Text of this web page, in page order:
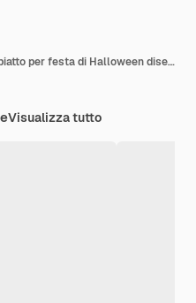
Modello di poster verticale piatto per festa di Halloween disegnato a mano
Visualizza tutto